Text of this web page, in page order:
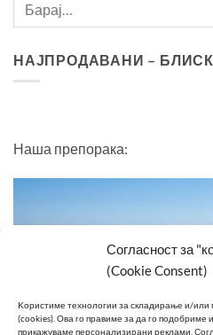
Согласност за
(Cookie Consent)
Kористиме технологии за складирање и/
(cookies).Ова го правиме за да го подобриме
прикажуваме персонализирани реклами.
НАЈПРОДАВАНИ –
Наша препорака: